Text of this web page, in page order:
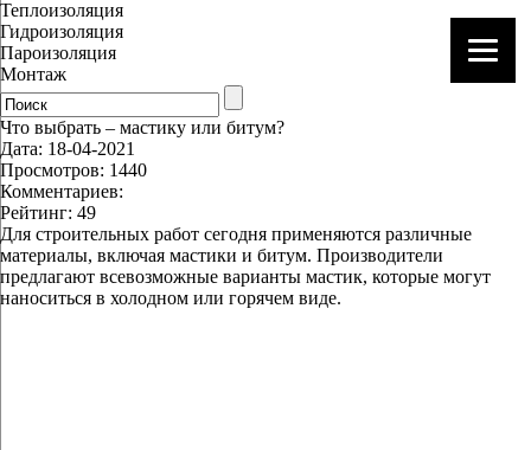
Теплоизоляция
Гидроизоляция
Пароизоляция
Монтаж
Что выбрать – мастику или битум?
Дата: 18-04-2021
Просмотров: 1440
Комментариев:
Рейтинг: 49
Для строительных работ сегодня применяются различные
материалы, включая мастики и битум. Производители
предлагают всевозможные варианты мастик, которые могут
наноситься в холодном или горячем виде.